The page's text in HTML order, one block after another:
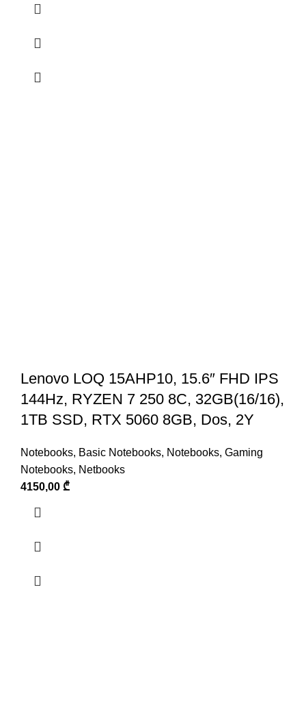
Lenovo LOQ 15AHP10, 15.6″ FHD IPS
144Hz, RYZEN 7 250 8C, 32GB(16/16),
1TB SSD, RTX 5060 8GB, Dos, 2Y
Notebooks, Basic Notebooks, Notebooks, Gaming
Notebooks, Netbooks
4150,00 ₾